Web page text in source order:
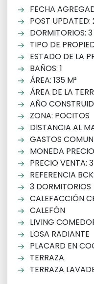
FECHA
POST
DORMITORIOS: 3
TIPO DE
ESTADO DE LA
BAÑOS: 1
ÁREA: 135 M²
ÁREA DE LA
AÑO
ZONA: POCITOS
DISTANCIA AL
GASTOS
MONEDA
PRECIO VENTA:
REFERENCIA
3 DORMITORIOS
CALEFACCIÓN
CALEFÓN
LIVING
LOSA RADIANTE
PLACARD EN
TERRAZA
TERRAZA